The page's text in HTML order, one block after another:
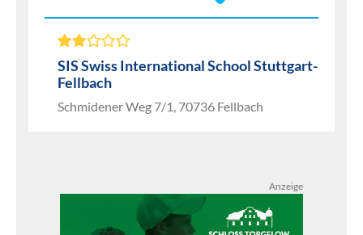
SIS Swiss International School Stuttgart-
Fellbach
Schmidener Weg 7/1, 70736 Fellbach
Anzeige